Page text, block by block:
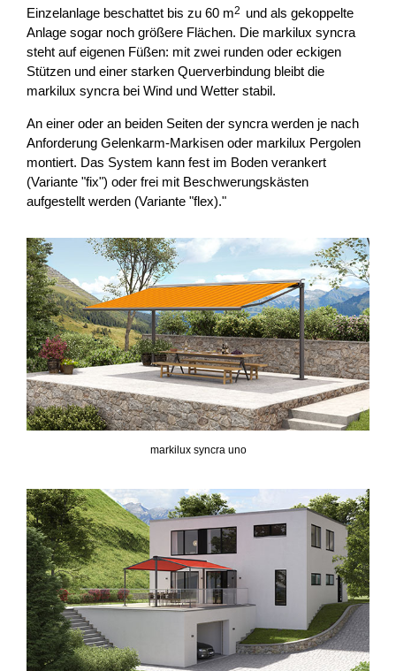
Einzelanlage beschattet bis zu 60 m2 und als gekoppelte
Anlage sogar noch größere Flächen. Die markilux syncra
steht auf eigenen Füßen: mit zwei runden oder eckigen
Stützen und einer starken Querverbindung bleibt die
markilux syncra bei Wind und Wetter stabil.
An einer oder an beiden Seiten der syncra werden je nach
Anforderung Gelenkarm-Markisen oder markilux Pergolen
montiert. Das System kann fest im Boden verankert
(Variante "fix") oder frei mit Beschwerungskästen
aufgestellt werden (Variante "flex)."
markilux syncra uno